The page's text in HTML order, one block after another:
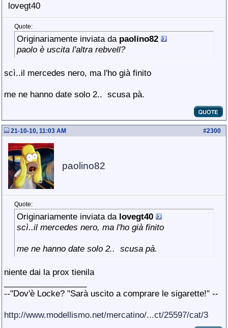
lovegt40
Quote:
Originariamente inviata da paolino82
paolo è uscita l'altra rebvell?
scì..il mercedes nero, ma l'ho già finito
me ne hanno date solo 2.. scusa pà.
#2300
21-10-10, 11:03 AM
paolino82
Quote:
Originariamente inviata da lovegt40
scì..il mercedes nero, ma l'ho già finito
me ne hanno date solo 2.. scusa pà.
niente dai la prox tienila
--"Dov'è Locke? "Sarà uscito a comprare le sigarette!" --
http://www.modellismo.net/mercatino/...ct/25597/cat/3